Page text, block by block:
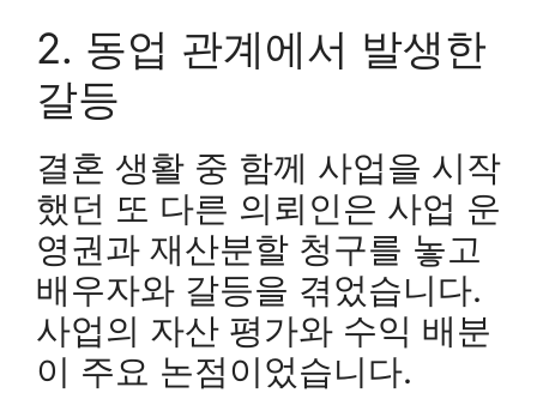
2. 동업 관계에서 발생한
갈등
결혼 생활 중 함께 사업을 시작
했던 또 다른 의뢰인은 사업 운
영권과 재산분할 청구를 놓고
배우자와 갈등을 겪었습니다.
사업의 자산 평가와 수익 배분
이 주요 논점이었습니다.